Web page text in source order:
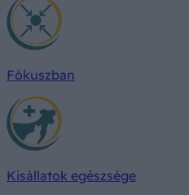
Fókuszban
Kisállatok egészsége